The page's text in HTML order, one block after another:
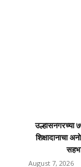
उल्हासनगरच्या
शिक्षादानाचा
August 7, 2026